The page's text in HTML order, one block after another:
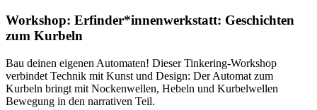
Workshop: Erfinder*innenwerkstatt: Geschichten
zum Kurbeln
Bau deinen eigenen Automaten! Dieser Tinkering-Workshop
verbindet Technik mit Kunst und Design: Der Automat zum
Kurbeln bringt mit Nockenwellen, Hebeln und Kurbelwellen
Bewegung in den narrativen Teil.